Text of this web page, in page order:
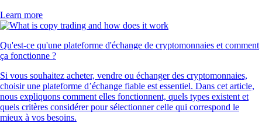
Learn more
Qu'est-ce qu'une plateforme d'échange de cryptomonnaies et comment
ça fonctionne ?
Si vous souhaitez acheter, vendre ou échanger des cryptomonnaies,
choisir une plateforme d’échange fiable est essentiel. Dans cet article,
nous expliquons comment elles fonctionnent, quels types existent et
quels critères considérer pour sélectionner celle qui correspond le
mieux à vos besoins.